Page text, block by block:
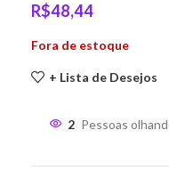
R$48,44
Fora de estoque
+ Lista de Desejos
2 Pessoas